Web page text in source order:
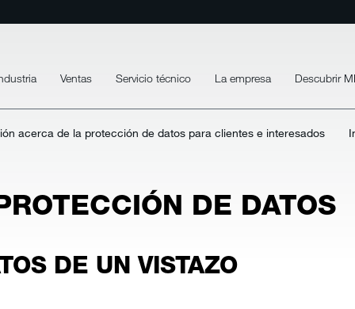
Ventas Servicio técnico La empresa Descubrir
acerca de la protección de datos para clientes e interesados
DE DATOS
DE UN VISTAZO